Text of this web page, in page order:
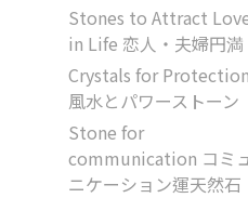
Stones to Attract
in Life 恋人・夫婦円満
Crystals for Protection
風水とパワーストーン
Stone for
communication コミ
ニケーション運天然石